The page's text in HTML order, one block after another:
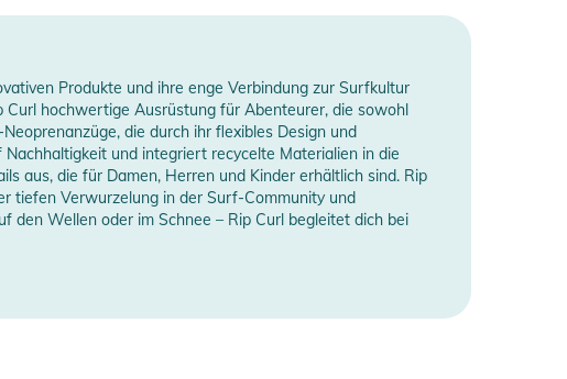
Produkte und ihre enge Verbindung zur Surfkultur
hochwertige Ausrüstung für Abenteurer, die sowohl
die durch ihr flexibles Design und
und integriert recycelte Materialien in die
aus, die für Damen, Herren und Kinder erhältlich sind. Rip
tiefen Verwurzelung in der Surf-Community und
den Wellen oder im Schnee – Rip Curl begleitet dich bei